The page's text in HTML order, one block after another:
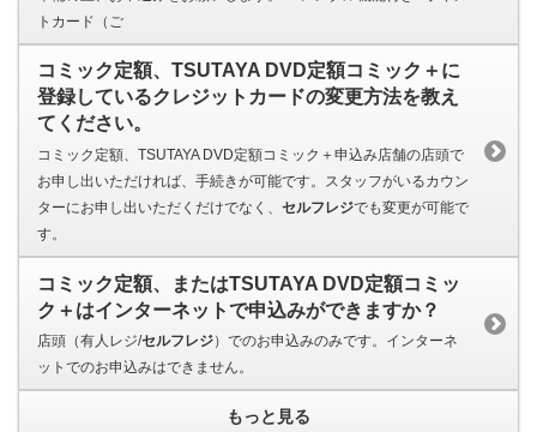
トカード（ご
コミック定額、TSUTAYA DVD定額コミック＋に
登録しているクレジットカードの変更方法を教え
てください。
コミック定額、TSUTAYA DVD定額コミック＋申込み店舗の店頭で
お申し出いただければ、手続きが可能です。スタッフがいるカウン
ターにお申し出いただくだけでなく、 セルフレジでも変更が可能で
す。
コミック定額、またはTSUTAYA DVD定額コミッ
ク＋はインターネットで申込みができますか？
店頭（有人レジ/セルフレジ）でのお申込みのみです。インターネ
ットでのお申込みはできません。
もっと見る